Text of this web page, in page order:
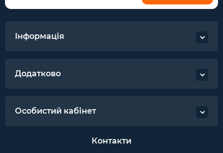
Інформація
Додатково
Особистий кабінет
Контакти